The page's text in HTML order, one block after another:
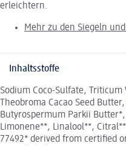
erleichtern.
Mehr zu den Siegeln
Inhaltsstoffe
Sodium Coco-Sulfate,
Theobroma Cacao Seed
Butyrospermum Parkii
Limonene**, Linalool**,
77492* derived from certified